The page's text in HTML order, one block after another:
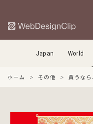
Japan World
ホーム その他 買うな